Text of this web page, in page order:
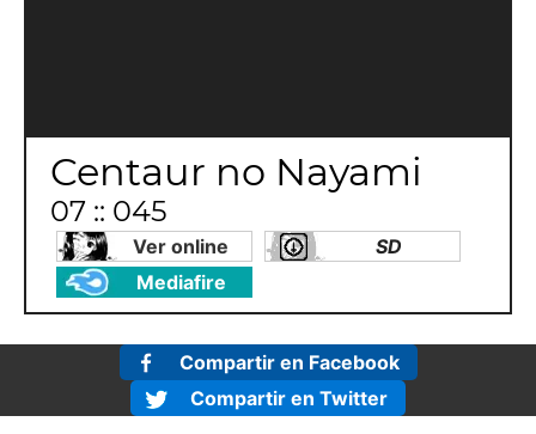
Centaur no Nayami
07 :: 045
Ver online
SD
Mediafire
Compartir en Facebook
Compartir en Twitter